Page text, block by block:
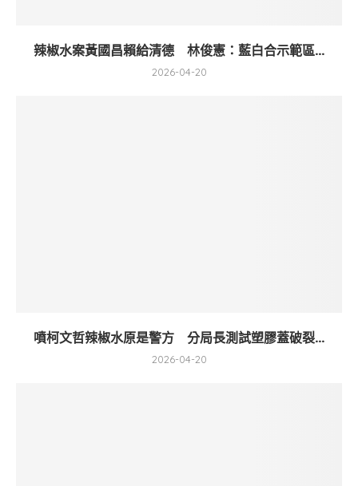
辣椒水案黃國昌賴給清德 林俊憲：藍白合示範區...
2026-04-20
噴柯文哲辣椒水原是警方 分局長測試塑膠蓋破裂...
2026-04-20